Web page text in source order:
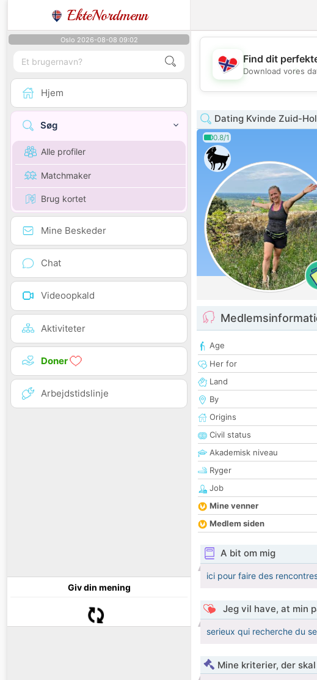
EkteNordmenn
Oslo 2026-08-08 09:02
Hjem
Søg
Alle profiler
Matchmaker
Brug kortet
Mine Beskeder
Chat
Videoopkald
Aktiviteter
Doner
Arbejdstidslinje
Giv din mening
💖
Find dit
Download vores
Dating Kvinde Zuid-
0.8/1
Age
Her for
Land
By
Origins
Civil status
Akademisk niveau
Ryger
Job
Mine venner
Medlem siden
A bit om mig
ici pour faire des
Jeg vil have, at min
serieux qui recherche du
Mine kriterier, der